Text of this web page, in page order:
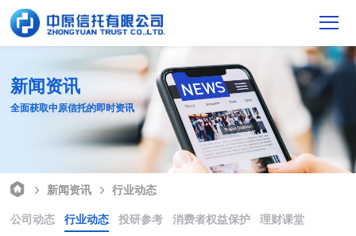
新闻资讯
全面获取中原信托的即时资讯
新闻资讯
行业动态
公司动态
行业动态 投研参考 消费者权益保护
理财课堂